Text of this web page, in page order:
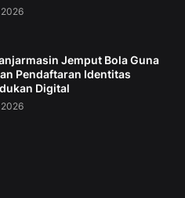
Jemput Bola Guna
Pendaftaran Identitas
Digital